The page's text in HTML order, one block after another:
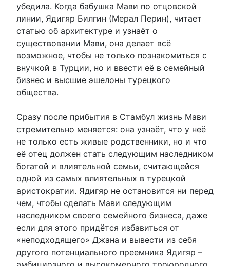
убедила. Когда бабушка Мави по отцовской
линии, Ядигяр Билгин (Мерал Перин), читает
статью об архитектуре и узнаёт о
существовании Мави, она делает всё
возможное, чтобы не только познакомиться с
внучкой в ​​Турции, но и ввести её в семейный
бизнес и высшие эшелоны турецкого
общества.
Сразу после прибытия в Стамбул жизнь Мави
стремительно меняется: она узнаёт, что у неё
не только есть живые родственники, но и что
её отец должен стать следующим наследником
богатой и влиятельной семьи, считающейся
одной из самых влиятельных в турецкой
аристократии. Ядигяр не остановится ни перед
чем, чтобы сделать Мави следующим
наследником своего семейного бизнеса, даже
если для этого придётся избавиться от
«неподходящего» Джана и вывести из себя
другого потенциального преемника Ядигяр –